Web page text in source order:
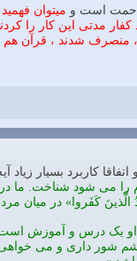
است و میتوان
مدتی این کار را
، منصرف شدند ، قرآن
کاربرد بسیار زیاد
می شود شناخت. ما در
الَّذینَ کَفَروا» در
یک درس و آموزش است.
شور داری و می